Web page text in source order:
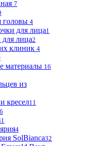
7
головы 4
для лица1
лица2
клиник 4
материалы 16
из
кресел11
4
SolBianca32